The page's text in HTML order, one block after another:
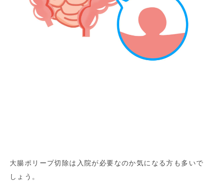
大腸ポリープ切除は入院が必要なのか気になる方も多いで
しょう。